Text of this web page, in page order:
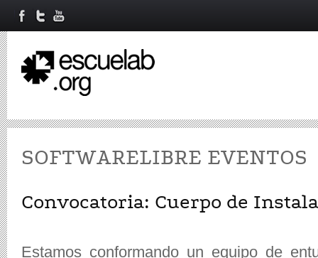
SOFTWARELIBRE EVENTOS
Convocatoria: Cuerpo de
Estamos conformando un equipo de